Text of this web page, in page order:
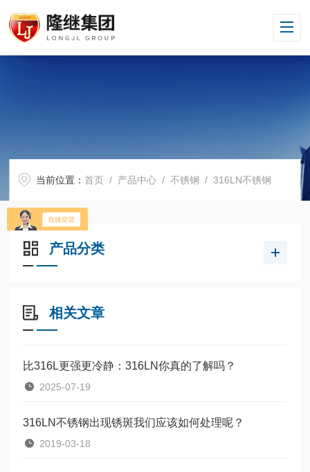
当前位置：首页 / 产品中心 /不锈钢 /316LN不锈钢
产品分类
相关文章
比316L更强更冷静：316LN你真的了解吗？
2025-07-19
316LN不锈钢出现锈斑我们应该如何处理呢？
2019-03-18